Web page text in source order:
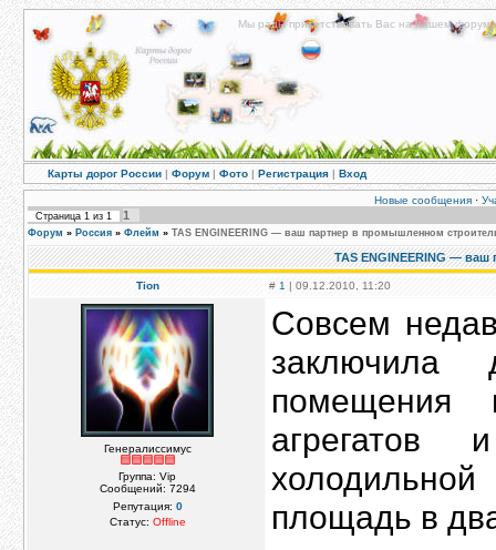
Мы рады приветствовать Вас на нашем
Карты дорог России | Форум | Фото | Регистрация | Вход
Новые сообщения·
Страница 1 из 1 1
Форум » Россия » Флейм » TAS ENGINEERING — ваш партнер в промышленном
TAS ENGINEERING —
Tion # 1 | 09.12.2010, 11:20
Генералиссимус
Группа: Vip
Сообщений: 7294
Репутация: 0
Статус: Offline
Совсем
помещения
агрегатов
площадь в